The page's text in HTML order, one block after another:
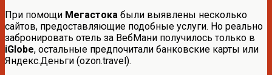
При помощи Мегастока были выявлены несколько
сайтов, предоставляющие подобные услуги. Но реально
забронировать отель за ВебМани получилось только в
iGlobe, остальные предпочитали банковские карты или
Яндекс.Деньги (ozon.travel).